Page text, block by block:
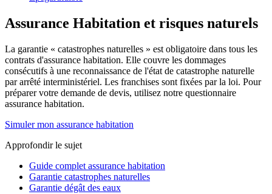
Assurance Habitation et risques naturels
La garantie « catastrophes naturelles » est obligatoire dans tous les
contrats d'assurance habitation. Elle couvre les dommages
consécutifs à une reconnaissance de l'état de catastrophe naturelle
par arrêté interministériel. Les franchises sont fixées par la loi. Pour
préparer votre demande de devis, utilisez notre questionnaire
assurance habitation.
Simuler mon assurance habitation
Approfondir le sujet
Guide complet assurance habitation
Garantie catastrophes naturelles
Garantie dégât des eaux